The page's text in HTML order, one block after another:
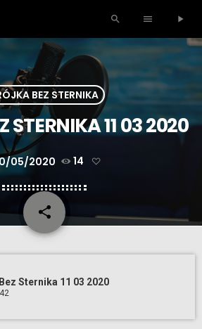
search menu play_arrow
BEZ STERNIKA
STERNIKA 11 03 2020
05/2020 14
share
email
Sternika 11 03 2020